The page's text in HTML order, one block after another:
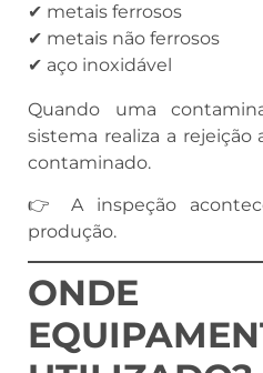
✔ metais ferrosos
✔ metais não ferrosos
✔ aço inoxidável
Quando uma
sistema realiza a
contaminado.
👉 A inspeção
produção.
ONDE